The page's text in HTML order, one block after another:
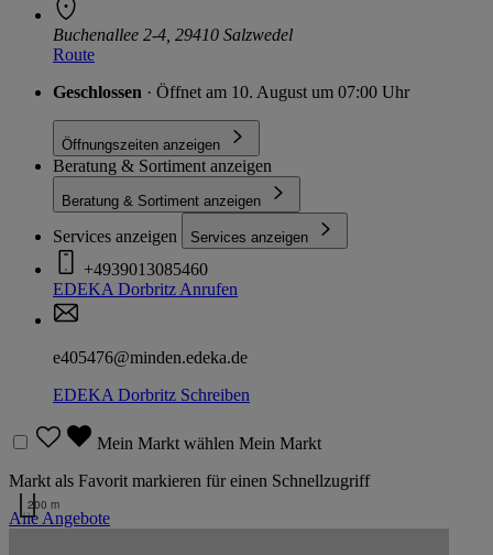
Buchenallee 2-4, 29410 Salzwedel
Route
Geschlossen · Öffnet am 10. August um 07:00 Uhr
Öffnungszeiten anzeigen
Beratung & Sortiment anzeigen
Beratung & Sortiment anzeigen
Services anzeigen Services anzeigen
+4939013085460
EDEKA Dorbritz Anrufen
e405476@minden.edeka.de
EDEKA Dorbritz Schreiben
Mein Markt wählen Mein Markt
Markt als Favorit markieren für einen Schnellzugriff
Alle Angebote
200 m